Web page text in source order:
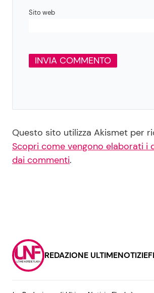
Sito web
Questo sito utilizza Akismet per
Scopri come vengono elaborati i
dai commenti.
REDAZIONE